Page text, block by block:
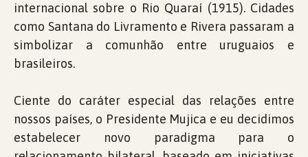
internacional sobre o Rio Quaraí (1915). Cidades
como Santana do Livramento e Rivera passaram a
simbolizar a comunhão entre uruguaios e
brasileiros.
Ciente do caráter especial das relações entre
nossos países, o Presidente Mujica e eu decidimos
estabelecer novo paradigma para o